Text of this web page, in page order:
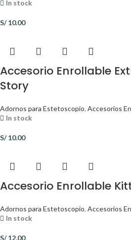
In stock
S/10.00
Accesorio Enrollable
Story
Adornos para Estetoscopio, Accesorios
In stock
S/10.00
Accesorio Enrollable
Adornos para Estetoscopio, Accesorios
In stock
S/12.00